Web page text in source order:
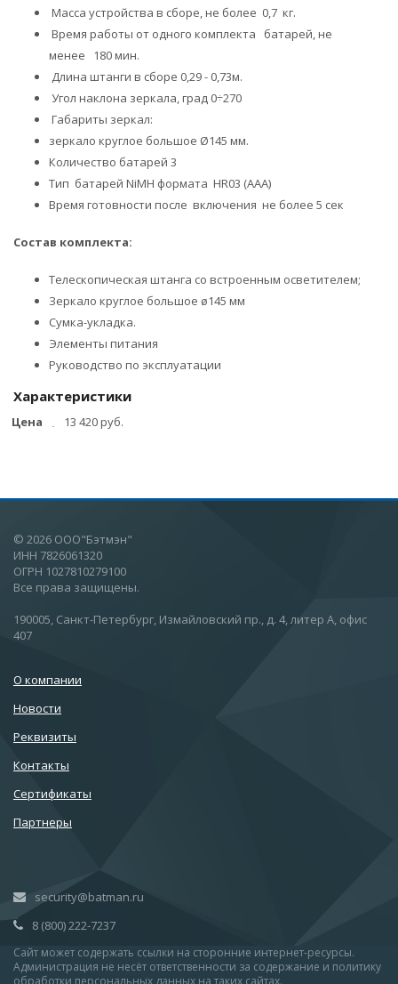
Масса устройства в сборе, не более 0,7 кг.
Время работы от одного комплекта батарей, не
менее 180 мин.
Длина штанги в сборе 0,29 - 0,73м.
Угол наклона зеркала, град 0÷270
Габариты зеркал:
зеркало круглое большое Ø145 мм.
Количество батарей 3
Тип батарей NiMH формата HR03 (ААA)
Время готовности после включения не более 5 сек
Состав комплекта:
Телескопическая штанга со встроенным осветителем;
Зеркало круглое большое ø145 мм
Сумка-укладка.
Элементы питания
Руководство по эксплуатации
Характеристики
Цена 13 420 руб.
© 2026 ООО"Бэтмэн"
ИНН 7826061320
ОГРН 1027810279100
Все права защищены.
190005, Санкт-Петербург, Измайловский пр., д. 4, литер А, офис
407
О компании
Новости
Реквизиты
Контакты
Сертификаты
Партнеры
security@batman.ru
8 (800) 222-7237
Сайт может содержать ссылки на сторонние интернет-ресурсы.
Администрация не несёт ответственности за содержание и политику
обработки персональных данных на таких сайтах.